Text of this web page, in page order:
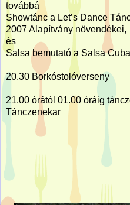
továbbá
Showtánc a Let’s Dance
2007 Alapítvány növendékei,
és
Salsa bemutató a Salsa
20.30 Borkóstolóverseny
21.00 órától 01.00 óráig
Tánczenekar